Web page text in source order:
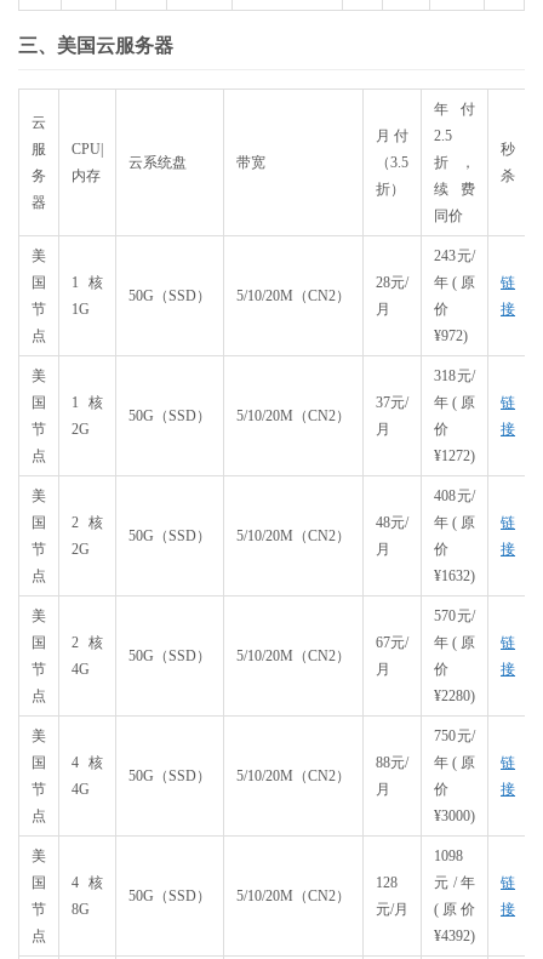
三、美国云服务器
云
服
务
器
CPU|
内存
云系统盘 带宽
月付
（3.5
折）
年付
2.5
折，
续费
同价
秒
杀
美
国
节
点
1核
1G
50G（SSD） 5/10/20M（CN2）
28元/
月
243元/
年(原
价
¥972)
链
接
美
国
节
点
1核
2G
50G（SSD） 5/10/20M（CN2）
37元/
月
318元/
年(原
价
¥1272)
链
接
美
国
节
点
2核
2G
50G（SSD） 5/10/20M（CN2）
48元/
月
408元/
年(原
价
¥1632)
链
接
美
国
节
点
2核
4G
50G（SSD） 5/10/20M（CN2）
67元/
月
570元/
年(原
价
¥2280)
链
接
美
国
节
点
4核
4G
50G（SSD） 5/10/20M（CN2）
88元/
月
750元/
年(原
价
¥3000)
链
接
美
国
节
点
4核
8G
50G（SSD） 5/10/20M（CN2）
128
元/月
1098
元/年
(原价
¥4392)
链
接